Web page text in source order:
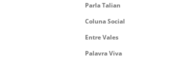
Parla Talian
Coluna Social
Entre Vales
Palavra Viva